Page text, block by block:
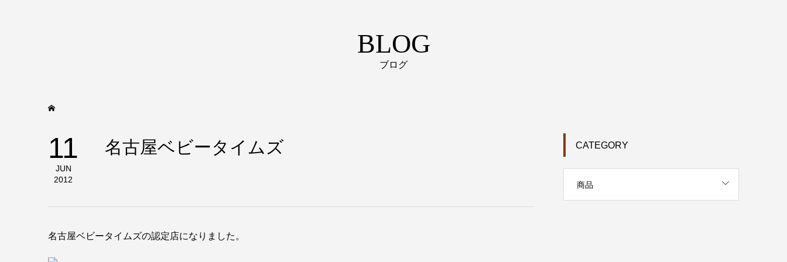
BLOG
ブログ
11
JUN
2012
名古屋ベビータイムズ
名古屋ベビータイムズの認定店になりました。
CATEGORY
商品